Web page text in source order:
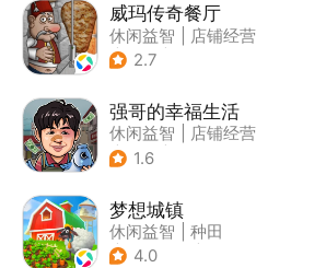
威玛传奇餐厅
休闲益智
店铺经营
| 美食
2.7
强哥的幸福生活
休闲益智
店铺经营
| 卡通
1.6
梦想城镇
休闲益智
种田
| 田园生活
4.0